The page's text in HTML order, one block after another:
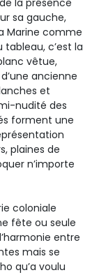
la présence
sa gauche,
Marine comme
c’est la
vêtue,
ancienne
et
nudité des
forment une
plaines de
n’importe
coloniale
fête ou seule
entre
mais se
qu’a voulu